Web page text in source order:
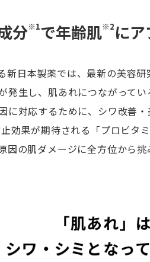
分※1で年齢肌※2 に
新日本製薬では、最新の美容
発生し、肌あれにつながって
に対応するために、シワ改善・
効果が期待される「プロビタ
因の肌ダメージに全方位から